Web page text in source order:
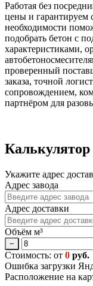
Работая без
цены и гарантируем
необходимости
подобрать бетон с
характеристиками,
проверенный
заказа, точной
сопровождением,
партнёром для
Калькулятор
Укажите адрес
Адрес завода
Адрес доставки
Объём м³
−
Стоимость: от 0 руб.
Ошибка загрузки
Расположение на